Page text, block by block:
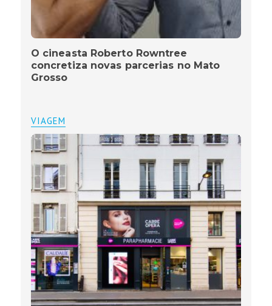
O cineasta Roberto Rowntree
concretiza novas parcerias no Mato
Grosso
VIAGEM